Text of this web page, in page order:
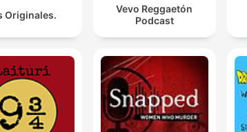
Originales.
Vevo Reggaetón
Podcast